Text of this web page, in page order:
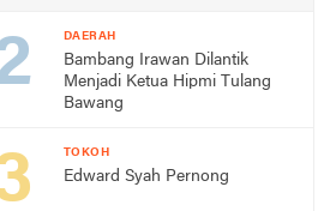
DAERAH
Bambang Irawan Dilantik
Menjadi Ketua Hipmi Tulang
Bawang
TOKOH
Edward Syah Pernong